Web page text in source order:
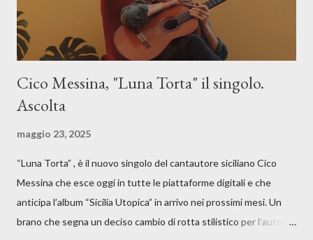
Cico Messina, "Luna Torta" il singolo.
Ascolta
maggio 23, 2025
“Luna Torta” , è il nuovo singolo del cantautore siciliano Cico
Messina che esce oggi in tutte le piattaforme digitali e che
anticipa l’album “Sicilia Utopica” in arrivo nei prossimi mesi. Un
brano che segna un deciso cambio di rotta stilistico per l’autore